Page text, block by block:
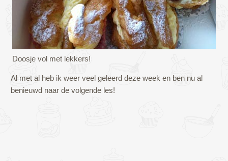
Doosje vol met lekkers!
Al met al heb ik weer veel geleerd deze week en ben nu al
benieuwd naar de volgende les!